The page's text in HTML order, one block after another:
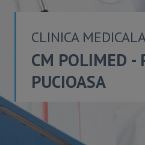
CLINICA
CM POLIMED -
PUCIOASA